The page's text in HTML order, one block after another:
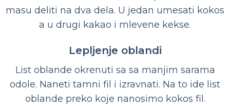
masu deliti na dva dela. U jedan umesati kokos
a u drugi kakao i mlevene kekse.
Lepljenje oblandi
List oblande okrenuti sa sa manjim sarama
odole. Naneti tamni fil i izravnati. Na to ide list
oblande preko koje nanosimo kokos fil.